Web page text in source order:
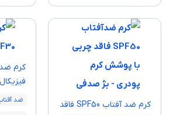
کرم ضد آفتاب SPF50 فاقد
ضد